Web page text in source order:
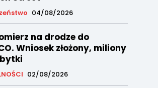
04/08/2026
na drodze do
Wniosek złożony, miliony
02/08/2026